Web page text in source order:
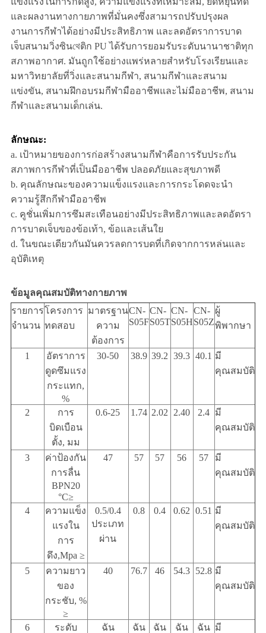
และผลงานทางกายภาพที่มั่นคงซึ่งสามารถปรับปรุงผล
งานการกีฬาได้อย่างมีประสิทธิภาพ และลดอัตราการบาด
เจ็บสนามวิ่งซินথেติก PU ได้รับการยอมรับระดับนานาชาติทุก
สภาพอากาศ. มันถูกใช้อย่างแพร่หลายสําหรับโรงเรียนและ
มหาวิทยาลัยที่วิ่งและสนามกีฬา, สนามกีฬาและสนาม
แข่งขัน, สนามฝึกอบรมกีฬามืออาชีพและไม่มืออาชีพ, สนาม
กีฬาและสนามเด็กเล่น.
ลักษณะ:
a. เป้าหมายของการก่อสร้างสนามกีฬาคือการรับประกัน
สภาพการกีฬาที่เป็นมืออาชีพ ปลอดภัยและสุขภาพดี
b. คุณลักษณะของความแข็งแรงและการกระโดดจะนํา
ความรู้สึกกีฬามืออาชีพ
c. คูชั่นเพิ่มการซึมสะเทือนอย่างมีประสิทธิภาพและลดอัตรา
การบาดเจ็บของข้อเท้า, ข้อและเส้นใย
d. ในขณะเดียวกันมันควรลดการบดที่เกิดจากการหล่นและ
อุบัติเหตุ
ข้อมูลคุณสมบัติทางกายภาพ
รายการ
จํานวน
โครงการ
ทดสอบ
มาตรฐาน
ความ
ต้องการ
CN-
S05F
CN-
S05T
CN-
S05H
CN-
S05Z
ผู้
พิพากษา
1
อัตราการ
ดูดซึมแรง
กระแทก,
%
30-50 38.9 39.2 39.3 40.1 มี
คุณสมบัติ
2
การ
บิดเบือน
ตั้ง, มม
0.6-25 1.74 2.02 2.40 2.4 มี
คุณสมบัติ
3
ค่าป้องกัน
การลื่น
BPN20
°C≥
47 57 57 56 57
มี
คุณสมบัติ
4
ความแข็ง
แรงใน
การ
ดึง,Mpa ≥
0.5/0.4
ประเภท
ผ่าน
0.8 0.4 0.62 0.51 มี
คุณสมบัติ
5
ความยาว
ของ
กระชับ, %
≥
40 76.7 46 54.3 52.8 มี
คุณสมบัติ
6 ระดับ ฉัน ฉัน ฉัน ฉัน ฉัน มี